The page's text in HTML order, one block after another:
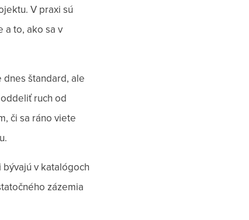
V praxi sú
a to, ako sa v
dnes štandard, ale
ruch od
či sa ráno viete
v katalógoch
zázemia